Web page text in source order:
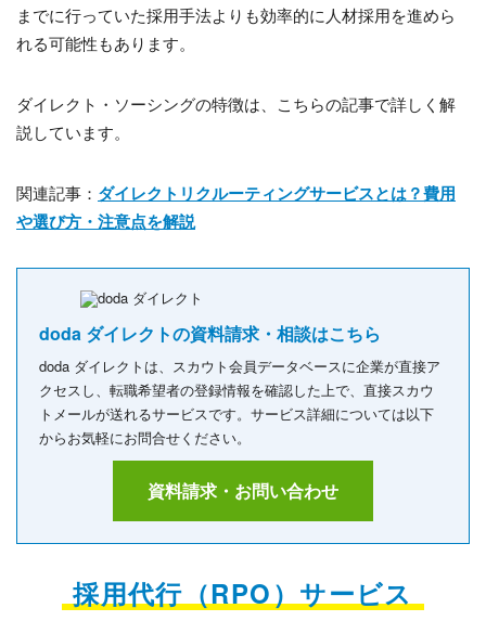
までに行っていた採用手法よりも効率的に人材採用を進めら
れる可能性もあります。
ダイレクト・ソーシングの特徴は、こちらの記事で詳しく解
説しています。
関連記事： ダイレクトリクルーティングサービスとは？費用
や選び方・注意点を解説
doda ダイレクトの資料請求・相談はこちら
doda ダイレクトは、スカウト会員データベースに企業が直接ア
クセスし、転職希望者の登録情報を確認した上で、直接スカウ
トメールが送れるサービスです。サービス詳細については以下
からお気軽にお問合せください。
資料請求・お問い合わせ
採用代行（RPO）サービス